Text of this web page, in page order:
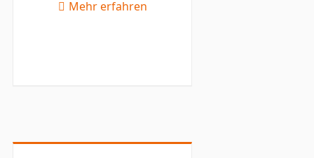
Mehr erfahren